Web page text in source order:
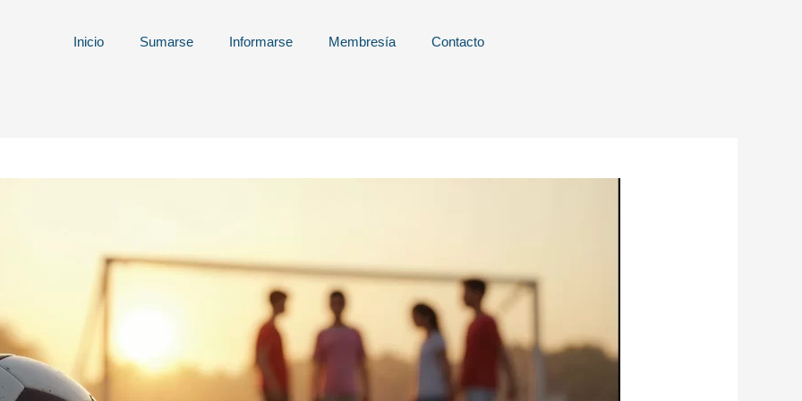
Inicio Sumarse Informarse Membresía Contacto